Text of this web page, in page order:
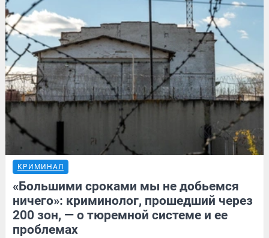
КРИМИНАЛ
«Большими сроками мы не добьемся
ничего»: криминолог, прошедший через
200 зон, — о тюремной системе и ее
проблемах